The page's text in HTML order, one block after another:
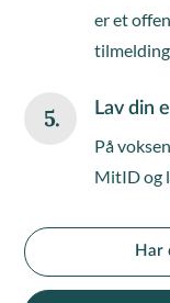
er et
5. Lav din
På
MitID og
Har